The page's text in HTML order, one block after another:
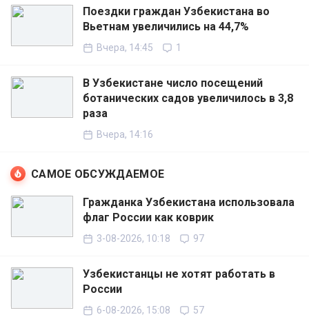
Поездки граждан Узбекистана во
Вьетнам увеличились на 44,7%
Вчера, 14:45 1
В Узбекистане число посещений
ботанических садов увеличилось в 3,8
раза
Вчера, 14:16
САМОЕ ОБСУЖДАЕМОЕ
Гражданка Узбекистана использовала
флаг России как коврик
3-08-2026, 10:18 97
Узбекистанцы не хотят работать в
России
6-08-2026, 15:08 57